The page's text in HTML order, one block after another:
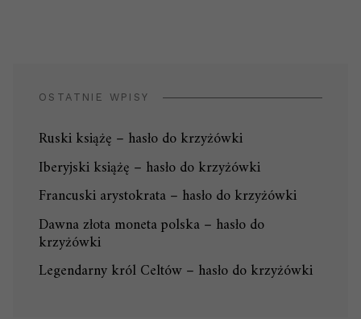
OSTATNIE WPISY
Ruski książę – hasło do krzyżówki
Iberyjski książę – hasło do krzyżówki
Francuski arystokrata – hasło do krzyżówki
Dawna złota moneta polska – hasło do
krzyżówki
Legendarny król Celtów – hasło do krzyżówki